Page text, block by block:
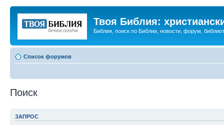
Твоя Библия:
Библия, поиск по Библии, новости, форум,
Список форумов
Поиск
ЗАПРОС